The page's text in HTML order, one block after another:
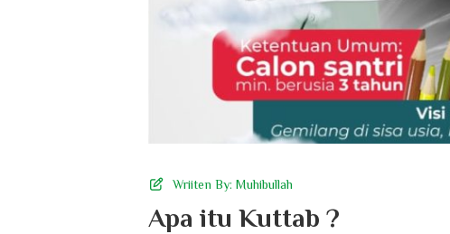
Wriiten By: Muhibullah
Apa itu Kuttab ?